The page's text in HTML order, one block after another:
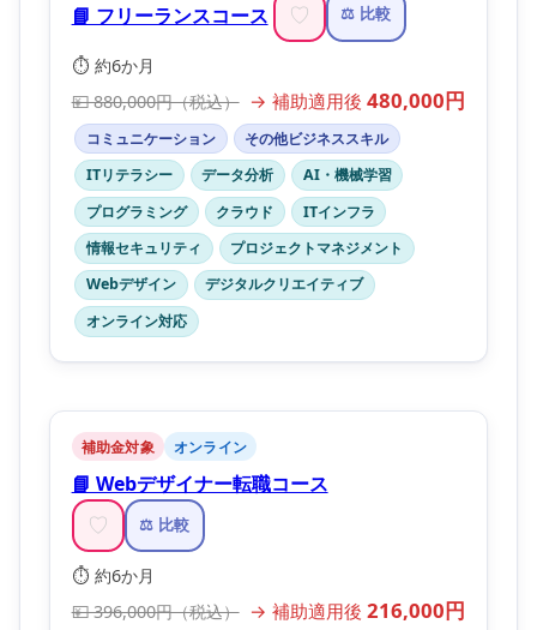
📘 フリーランスコース ♡ ⚖️ 比較
⏱️ 約6か月
💴 880,000円（税込） → 補助適用後 480,000円
コミュニケーション
その他ビジネススキル
ITリテラシー
データ分析
AI・機械学習
プログラミング
クラウド
ITインフラ
情報セキュリティ
プロジェクトマネジメント
Webデザイン
デジタルクリエイティブ
オンライン対応
補助金対象 オンライン
📘 Webデザイナー転職コース
♡ ⚖️ 比較
⏱️ 約6か月
💴 396,000円（税込） → 補助適用後 216,000円